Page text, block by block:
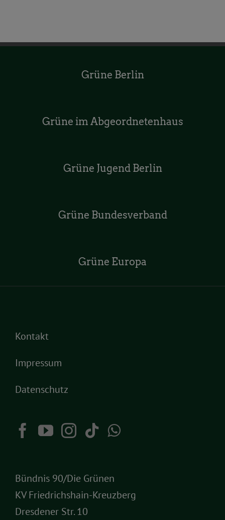
Grüne Berlin
Grüne im Abgeordnetenhaus
Grüne Jugend Berlin
Grüne Bundesverband
Grüne Europa
Kontakt
Impressum
Datenschutz
Bündnis 90/Die Grünen
KV Friedrichshain-Kreuzberg
Dresdener Str. 10